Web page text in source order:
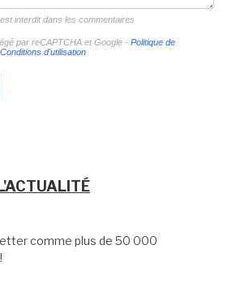
interdit dans les commentaires
par reCAPTCHA et Google - Politique de
Conditions d'utilisation
comme plus de 50 000